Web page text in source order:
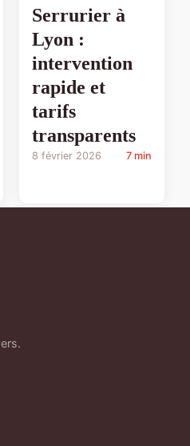
Serrurier à
Lyon :
intervention
rapide et
tarifs
transparents
8 février 2026 7 min